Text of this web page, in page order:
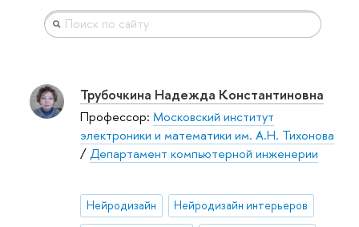
Трубочкина Надежда Константиновна
Профессор: Московский институт
электроники и математики им. А.Н. Тихонова
/Департамент компьютерной инженерии
Нейродизайн Нейродизайн интерьеров